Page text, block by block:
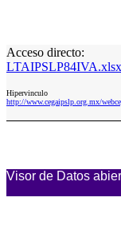
Acceso directo:
LTAIPSLP84IVA.xlsx
Hipervinculo
http://www.cegaipslp.org.mx/
Visor de Datos